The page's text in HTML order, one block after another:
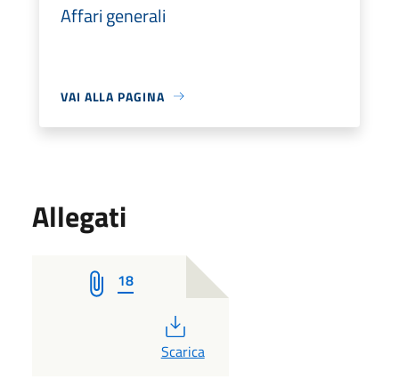
Affari generali
VAI ALLA PAGINA
Allegati
18
PDF
Scarica